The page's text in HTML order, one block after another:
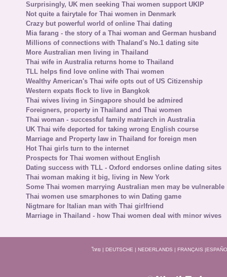
Surprisingly, UK men seeking Thai women support UKIP
Not quite a fairytale for Thai women in Denmark
Crazy but powerful world of online Thai dating
Mia farang - the story of a Thai woman and German husband
Millions of connections with Thaland's No.1 dating site
More Australian men living in Thailand
Thai wife in Australia returns home to Thailand
TLL helps find love online with Thai women
Wealthy American's Thai wife opts out of US Citizenship
Western expats flock to live in Bangkok
Thai wives living in Singapore should be admired
Foreigners, property in Thailand and Thai women
Thai woman - successful family matriarch in Australia
UK Thai wife deported for taking wrong English course
Marriage and Property law in Thailand for foreign men
Hot Thai girls turn to the internet
Prospects for Thai women without English
Dating success with TLL - Oxford endorses online dating sites
Thai woman making it big, living in New York
Some Thai women marrying Australian men may be vulnerable
Thai women use smarphones to win Dating game
Nigtmare for Italian man with Thai girlfriend
Marriage in Thailand - how Thai women deal with minor wives
ไทย | DEUTSCHE | NEDERLANDS | FRANÇAIS |